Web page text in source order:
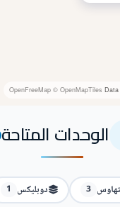
OpenFreeMap © OpenMapTiles Data
الوحدات المتاحة
3 دوبليكس 1